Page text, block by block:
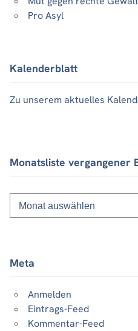
Pro Asyl
Kalenderblatt
Zu unserem aktuelles
Monatsliste vergangener
Monatsliste
vergangener
Beiträge
Meta
Anmelden
Eintrags-Feed
Kommentar-Feed